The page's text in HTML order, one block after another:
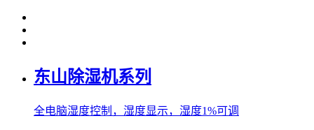
东山除湿机系列
全电脑湿度控制，湿度显示，湿度1%可调